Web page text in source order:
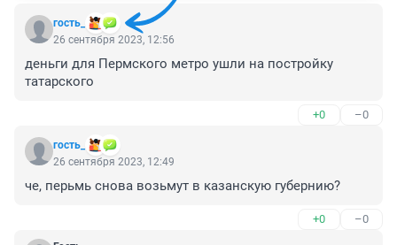
гость_
26 сентября 2023, 12:56
деньги для Пермского метро ушли на постройку
татарского
+0 –0
гость_
26 сентября 2023, 12:49
че, перьмь снова возьмут в казанскую губернию?
+0 –0